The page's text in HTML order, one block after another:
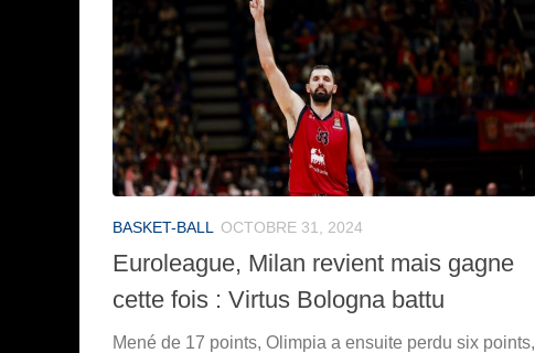
BASKET-BALL OCTOBRE 31, 2024
Euroleague, Milan revient mais gagne
cette fois : Virtus Bologna battu
Mené de 17 points, Olimpia a ensuite perdu six points,